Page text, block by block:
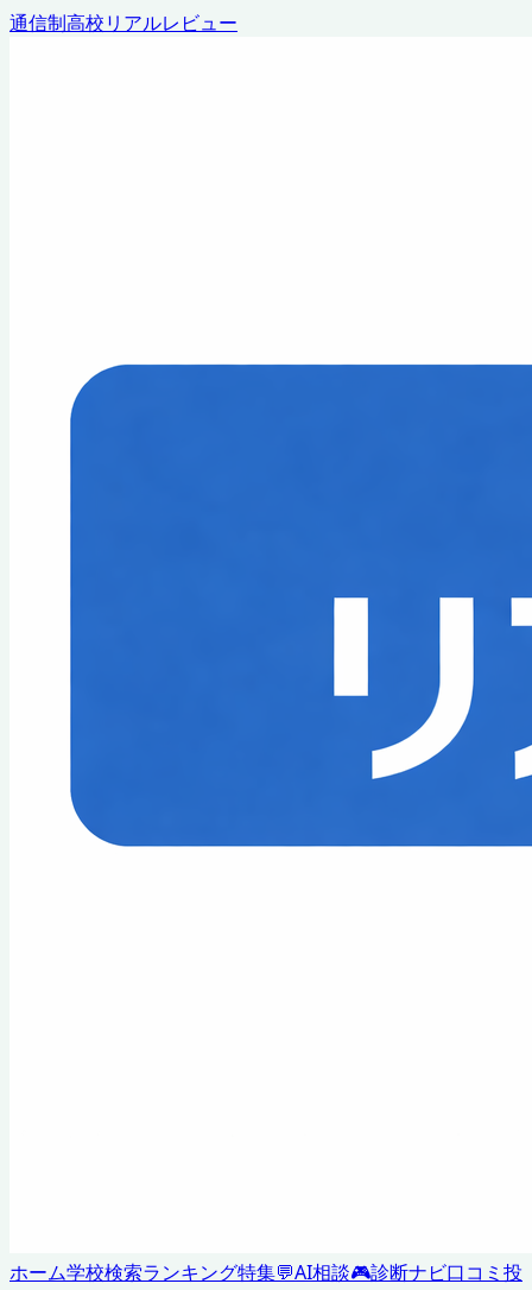
通信制高校リアルレビュー
ホーム学校検索ランキング特集💬AI相談🎮診断ナビ口コミ投